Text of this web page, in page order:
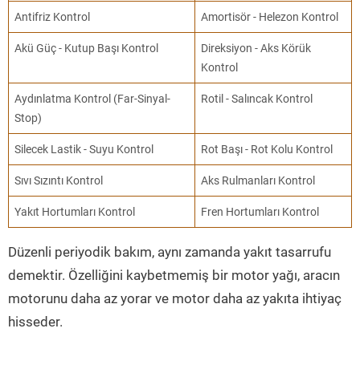
Antifriz Kontrol Amortisör - Helezon Kontrol
Akü Güç - Kutup Başı Kontrol
Direksiyon - Aks Körük
Kontrol
Aydınlatma Kontrol (Far-Sinyal-
Stop)
Rotil - Salıncak Kontrol
Silecek Lastik - Suyu Kontrol Rot Başı - Rot Kolu Kontrol
Sıvı Sızıntı Kontrol Aks Rulmanları Kontrol
Yakıt Hortumları Kontrol Fren Hortumları Kontrol
Düzenli periyodik bakım, aynı zamanda yakıt tasarrufu
demektir. Özelliğini kaybetmemiş bir motor yağı, aracın
motorunu daha az yorar ve motor daha az yakıta ihtiyaç
hisseder.